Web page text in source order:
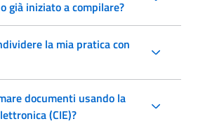
già iniziato a compilare?
la mia pratica con
documenti usando la
(CIE)?